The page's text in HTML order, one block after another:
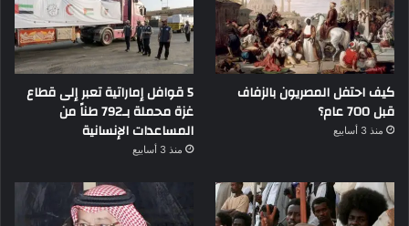
كيف احتفل المصريون بالزفاف
قبل 700 عام؟
منذ 3 أسابيع
5 قوافل إماراتية تعبر إلى قطاع
غزة محملة بـ792 طناً من
المساعدات الإنسانية
منذ 3 أسابيع